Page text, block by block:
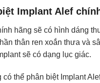
Implant Alef
hãng sẽ có hình dáng
thân ren xoắn thưa và
sẽ có dạng lục giác.
có thể phân biệt Implant